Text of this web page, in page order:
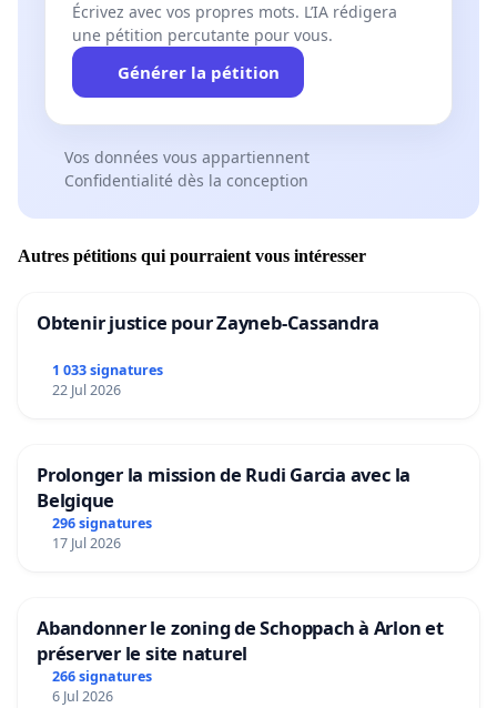
Écrivez avec vos propres mots. L’IA rédigera
une pétition percutante pour vous.
Générer la pétition
Vos données vous appartiennent
Confidentialité dès la conception
Autres pétitions qui pourraient vous intéresser
Obtenir justice pour Zayneb-Cassandra
1 033 signatures
22 Jul 2026
Prolonger la mission de Rudi Garcia avec la
Belgique
296 signatures
17 Jul 2026
Abandonner le zoning de Schoppach à Arlon et
préserver le site naturel
266 signatures
6 Jul 2026